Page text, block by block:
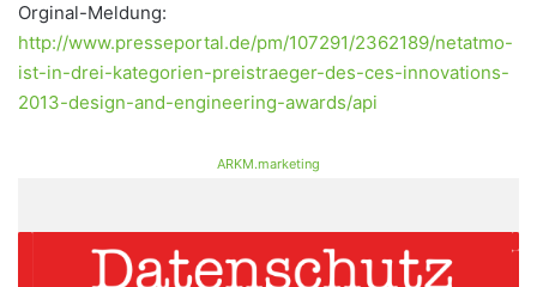
Orginal-Meldung:
http://www.presseportal.de/pm/107291/2362189/netatmo-
ist-in-drei-kategorien-preistraeger-des-ces-innovations-
2013-design-and-engineering-awards/api
ARKM.marketing